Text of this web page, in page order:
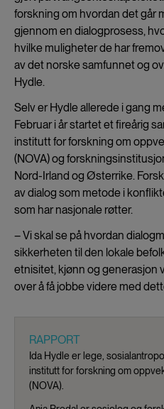
forskning om hvordan det går
gjennom en dialogprosess,
hvilke muligheter de har
av det norske samfunnet og
Hydle.
Selv er Hydle allerede i gang
Februar i år startet et fireårig
institutt for forskning om
(NOVA) og
Nord-Irland og Østerrike.
av dialog som metode i
som har nasjonale røtter.
– Vi skal se på hvordan
sikkerheten til den lokale
etnisitet, kjønn og generasjon
over å få jobbe videre med
RAPPORT
Ida Hydle er lege,
institutt for forskning om
(NOVA).